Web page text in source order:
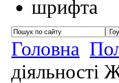
Головна
діяльності